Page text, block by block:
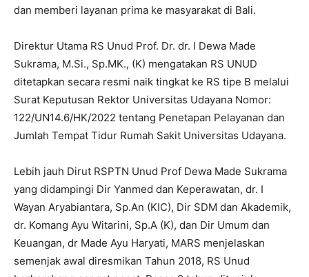
dan memberi layanan prima ke masyarakat di Bali.
Direktur Utama RS Unud Prof. Dr. dr. I Dewa Made
Sukrama, M.Si., Sp.MK., (K) mengatakan RS UNUD
ditetapkan secara resmi naik tingkat ke RS tipe B melalui
Surat Keputusan Rektor Universitas Udayana Nomor:
122/UN14.6/HK/2022 tentang Penetapan Pelayanan dan
Jumlah Tempat Tidur Rumah Sakit Universitas Udayana.
Lebih jauh Dirut RSPTN Unud Prof Dewa Made Sukrama
yang didampingi Dir Yanmed dan Keperawatan, dr. I
Wayan Aryabiantara, Sp.An (KIC), Dir SDM dan Akademik,
dr. Komang Ayu Witarini, Sp.A (K), dan Dir Umum dan
Keuangan, dr Made Ayu Haryati, MARS menjelaskan
semenjak awal diresmikan Tahun 2018, RS Unud